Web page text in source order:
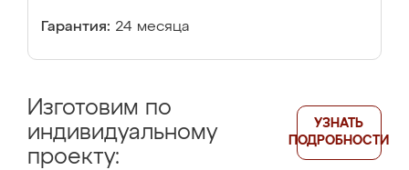
Гарантия: 24 месяца
Изготовим по
индивидуальному
проекту:
УЗНАТЬ
ПОДРОБНОСТИ